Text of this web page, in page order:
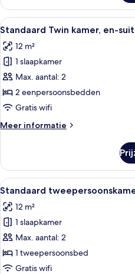
eenpersoonskamer,
en-
suite
Alle
foto's
voor
Standaard
Twin
kamer,
en-
badkamer
10
Standaard Twin kamer, en-
12 m²
1 slaapkamer
Max. aantal: 2
2 eenpersoonsbedden
Gratis wifi
Meer informatie
Meer
Twin
kamer,
en-
badkamer
Alle
foto's
voor
Standaard
tweepersoonskamer,
en-
suite
21
Standaard
12 m²
1 slaapkamer
Max. aantal: 2
1 tweepersoonsbed
Gratis wifi